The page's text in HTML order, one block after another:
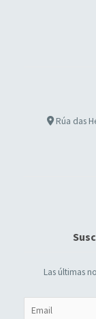
Rúa das
Las últimas